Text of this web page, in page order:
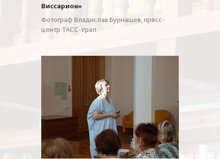
Виссарион»
Фотограф Владислав Бурнашев, пресс-
центр ТАСС-Урал